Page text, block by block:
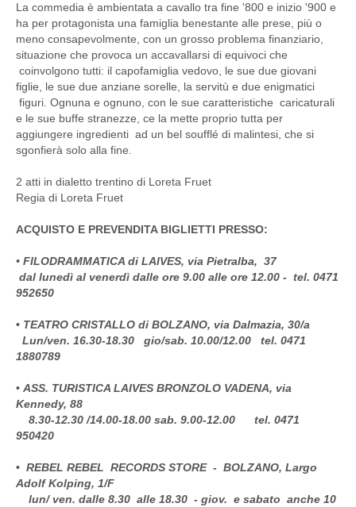
La commedia è ambientata a cavallo tra fine '800 e inizio '900 e
ha per protagonista una famiglia benestante alle prese, più o
meno consapevolmente, con un grosso problema finanziario,
situazione che provoca un accavallarsi di equivoci che
coinvolgono tutti: il capofamiglia vedovo, le sue due giovani
figlie, le sue due anziane sorelle, la servitù e due enigmatici
figuri. Ognuna e ognuno, con le sue caratteristiche caricaturali
e le sue buffe stranezze, ce la mette proprio tutta per
aggiungere ingredienti ad un bel soufflé di malintesi, che si
sgonfierà solo alla fine.
2 atti in dialetto trentino di Loreta Fruet
Regia di Loreta Fruet
ACQUISTO E PREVENDITA BIGLIETTI PRESSO:
• FILODRAMMATICA di LAIVES, via Pietralba, 37
dal lunedì al venerdì dalle ore 9.00 alle ore 12.00 - tel. 0471
952650
• TEATRO CRISTALLO di BOLZANO, via Dalmazia, 30/a
Lun/ven. 16.30-18.30 gio/sab. 10.00/12.00 tel. 0471
1880789
• ASS. TURISTICA LAIVES BRONZOLO VADENA, via
Kennedy, 88
8.30-12.30 /14.00-18.00 sab. 9.00-12.00 tel. 0471
950420
• REBEL REBEL RECORDS STORE - BOLZANO, Largo
Adolf Kolping, 1/F
lun/ ven. dalle 8.30 alle 18.30 - giov. e sabato anche 10